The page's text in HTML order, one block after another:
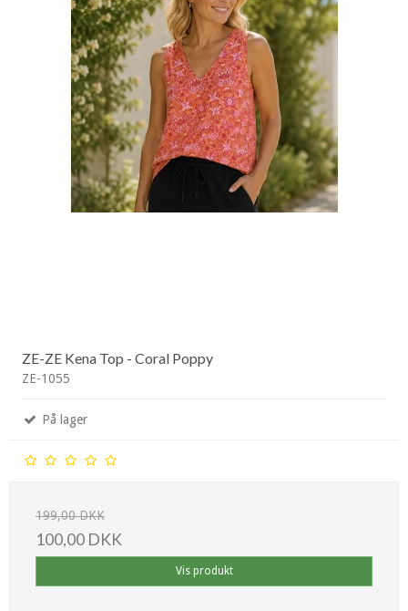
ZE-ZE Kena Top - Coral Poppy
ZE-1055
På lager
199,00 DKK
100,00 DKK
Vis produkt